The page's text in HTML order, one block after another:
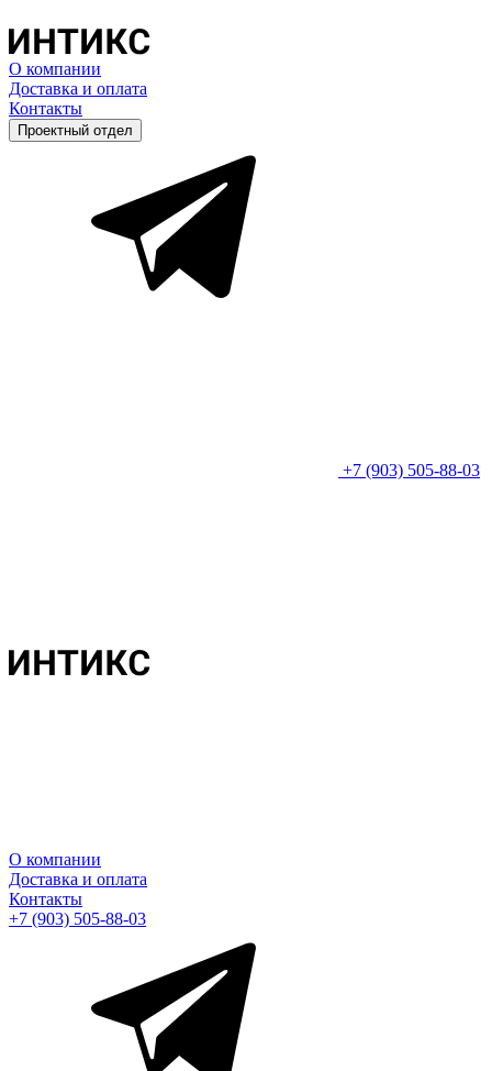
О компании
Доставка и оплата
Контакты
Проектный отдел
+7 (903) 505-88-03
О компании
Доставка и оплата
Контакты
+7 (903) 505-88-03